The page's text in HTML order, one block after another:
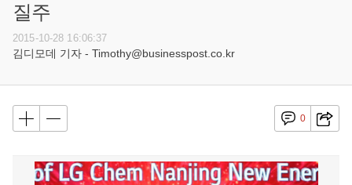
질주
2015-10-28 16:06:37
김디모데 기자 - Timothy@businesspost.co.kr
0